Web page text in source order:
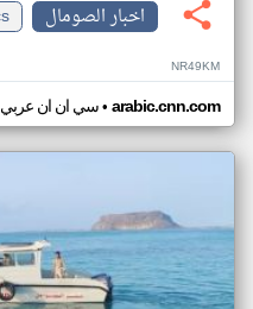
اخبار الصومال
NR49KM
سي ان ان عربي• arabic.cnn.com